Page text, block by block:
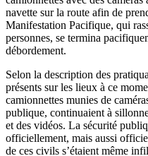
navette sur la route afin de
Manifestation Pacifique, qui
personnes, se termina
débordement.
Selon la description des
présents sur les lieux à ce
camionnettes munies de
publique, continuaient à
et des vidéos. La sécurité
officiellement, mais aussi
de ces civils s’étaient même